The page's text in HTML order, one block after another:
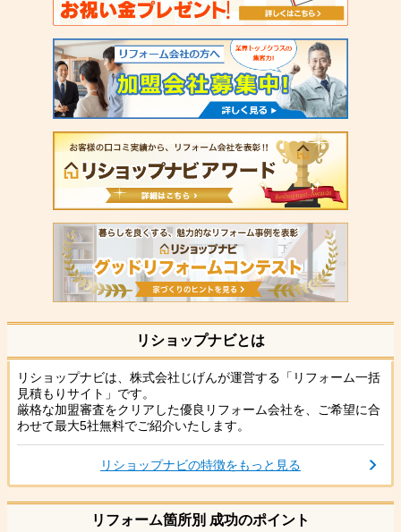
リショップナビとは
リショップナビは、株式会社じげんが運営する「リフォーム一括
見積もりサイト」です。
厳格な加盟審査をクリアした優良リフォーム会社を、ご希望に合
わせて最大5社無料でご紹介いたします。
リショップナビの特徴をもっと見る
リフォーム箇所別 成功のポイント